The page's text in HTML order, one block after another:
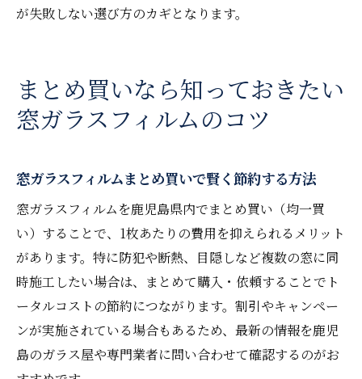
が失敗しない選び方のカギとなります。
まとめ買いなら知っておきたい
窓ガラスフィルムのコツ
窓ガラスフィルムまとめ買いで賢く節約する方法
窓ガラスフィルムを鹿児島県内でまとめ買い（均一買
い）することで、1枚あたりの費用を抑えられるメリット
があります。特に防犯や断熱、目隠しなど複数の窓に同
時施工したい場合は、まとめて購入・依頼することでト
ータルコストの節約につながります。割引やキャンペー
ンが実施されている場合もあるため、最新の情報を鹿児
島のガラス屋や専門業者に問い合わせて確認するのがお